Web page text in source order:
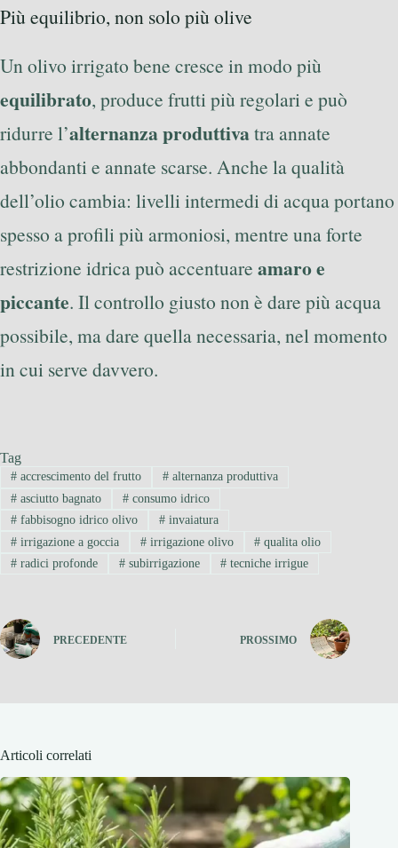
Più equilibrio, non solo più olive
Un olivo irrigato bene cresce in modo più
equilibrato, produce frutti più regolari e può
ridurre l’alternanza produttivatra annate
abbondanti e annate scarse. Anche la qualità
dell’olio cambia: livelli intermedi di acqua portano
spesso a profili più armoniosi, mentre una forte
restrizione idrica può accentuare amaro e
piccante. Il controllo giusto non è dare più acqua
possibile, ma dare quella necessaria, nel momento
in cui serve davvero.
Tag
#accrescimento del frutto #alternanza produttiva
#asciutto bagnato #consumo idrico
#fabbisogno idrico olivo #invaiatura
#irrigazione a goccia #irrigazione olivo # qualita olio
#radici profonde #subirrigazione # tecniche irrigue
PRECEDENTE PROSSIMO
Articoli correlati